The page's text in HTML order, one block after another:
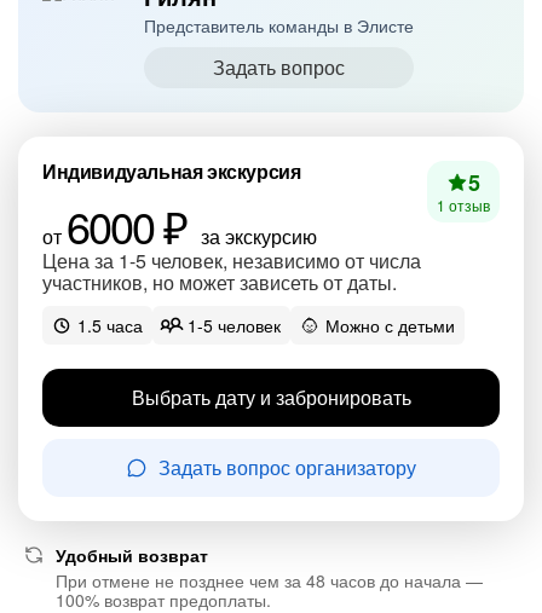
Представитель команды в Элисте
Задать вопрос
Индивидуальная экскурсия
от 6000 ₽ за экскурсию
Цена за 1-5 человек, независимо от числа
участников, но может зависеть от даты.
5
1 отзыв
1.5 часа 1-5 человек Можно с детьми
Выбрать дату и забронировать
Задать вопрос организатору
Удобный возврат
При отмене не позднее чем за 48 часов до начала —
100% возврат предоплаты.